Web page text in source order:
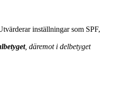
inställningar som SPF,
, däremot i delbetyget